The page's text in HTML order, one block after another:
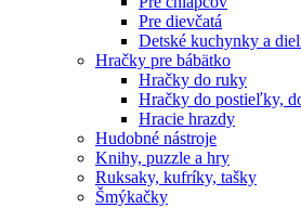
Pre dievčatá
Detské kuchynky a
Hračky pre bábätko
Hračky do ruky
Hračky do postieľky,
Hracie hrazdy
Hudobné nástroje
Knihy, puzzle a hry
Ruksaky, kufríky, tašky
Šmýkačky